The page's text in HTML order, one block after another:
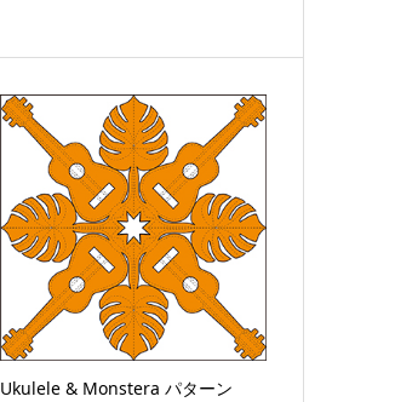
Ukulele & Monstera パターン